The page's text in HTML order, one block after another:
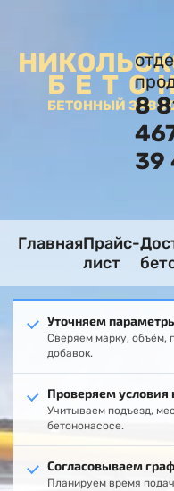
БЕТОННЫЙ
8
39
ГлавнаяПрайс-
лист
Уточняем
Сверяем марку, объём,
добавок.
Проверяем условия
Учитываем подъезд,
бетононасосе.
Согласовываем
Планируем время